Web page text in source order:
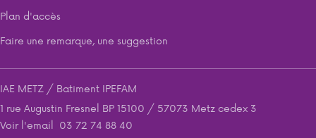
Plan d'accès
Faire une remarque, une suggestion
IAE METZ / Batiment IPEFAM
1 rue Augustin Fresnel BP 15100 / 57073 Metz cedex 3
Voir l'email 03 72 74 88 40